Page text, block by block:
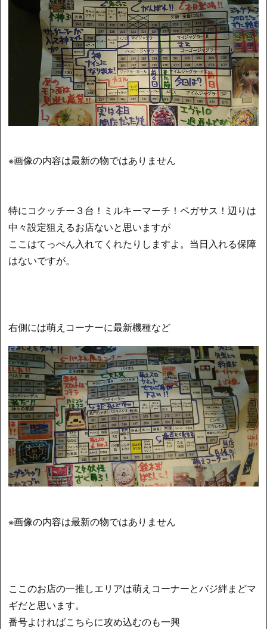
※画像の内容は最新の物ではありません
特にコクッチー３台！ミルキーマーチ！ペガサス！辺りは
中々設定狙えるお店ないと思いますが
ここはてっぺん入れてくれたりしますよ。当日入れる保障
はないですが。
右側には萌えコーナーに最新機種など
※画像の内容は最新の物ではありません
ここのお店の一推しエリアは萌えコーナーとバジ絆まどマ
ギだと思います。
番号よければこちらに攻め込むのも一興